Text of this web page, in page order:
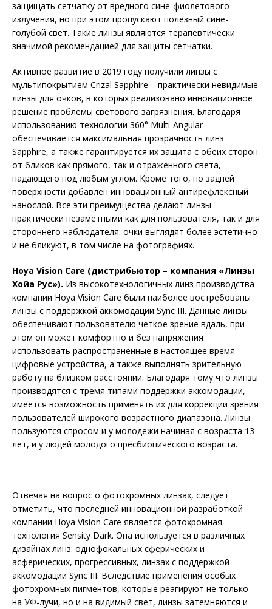
защищать сетчатку от вредного сине-фиолетового
излучения, но при этом пропускают полезный сине-
голубой свет. Такие линзы являются терапевтически
значимой рекомендацией для защиты сетчатки.
Активное развитие в 2019 году получили линзы с
мультипокрытием Crizal Sapphire – практически невидимые
линзы для очков, в которых реализовано инновационное
решение проблемы светового загрязнения. Благодаря
использованию технологии 360° Multi-Angular
обеспечивается максимальная прозрачность линз
Sapphire, а также гарантируется их защита с обеих сторон
от бликов как прямого, так и отраженного света,
падающего под любым углом. Кроме того, по задней
поверхности добавлен инновационный антирефлексный
нанослой. Все эти преимущества делают линзы
практически незаметными как для пользователя, так и для
стороннего наблюдателя: очки выглядят более эстетично
и не бликуют, в том числе на фотографиях.
Hoya Vision Care (дистрибьютор – компания «Линзы
Хойа Рус»). Из высокотехнологичных линз производства
компании Hoya Vision Care были наиболее востребованы
линзы с поддержкой аккомодации Sync III. Данные линзы
обеспечивают пользователю четкое зрение вдаль, при
этом он может комфортно и без напряжения
использовать распространенные в настоящее время
цифровые устройства, а также выполнять зрительную
работу на близком расстоянии. Благодаря тому что линзы
производятся с тремя типами поддержки аккомодации,
имеется возможность применять их для коррекции зрения
пользователей широкого возрастного диапазона. Линзы
пользуются спросом и у молодежи начиная с возраста 13
лет, и у людей молодого пресбиопического возраста.
Отвечая на вопрос о фотохромных линзах, следует
отметить, что последней инновационной разработкой
компании Hoya Vision Care является фотохромная
технология Sensity Dark. Она используется в различных
дизайнах линз: однофокальных сферических и
асферических, прогрессивных, линзах с поддержкой
аккомодации Sync III. Вследствие применения особых
фотохромных пигментов, которые реагируют не только
на УФ-лучи, но и на видимый свет, линзы затемняются и